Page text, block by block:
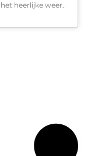
heerlijke weer.